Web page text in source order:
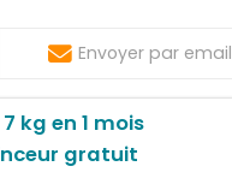
Envoyer par email
kg en 1 mois
gratuit